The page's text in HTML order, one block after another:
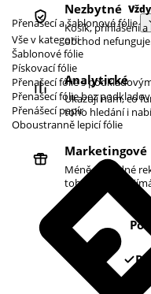
Přenášecí a šablonové fólie
Vše v kategorii
Šablonové fólie
Pískovací fólie
Přenašecí fólie s
Přenašecí fólie bez
Přenášecí papír
Oboustranně lepicí fólie
Nezbytné
Košík, přihlášení
obchod
Analytické
Ukazují nám, co
toho hledání i
Marketingové
Méně náhodné
toho, co vás